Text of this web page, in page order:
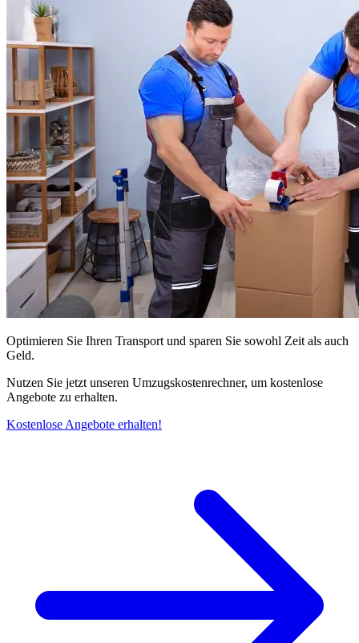
Optimieren Sie Ihren Transport und sparen Sie sowohl Zeit als auch
Geld.
Nutzen Sie jetzt unseren Umzugskostenrechner, um kostenlose
Angebote zu erhalten.
Kostenlose Angebote erhalten!